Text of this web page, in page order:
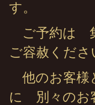
す。
ご予約は
ご容赦くださ
他のお客様
に 別々のお